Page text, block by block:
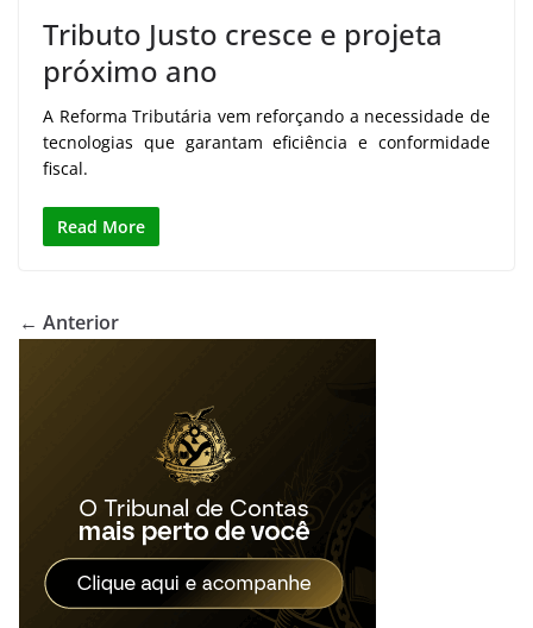
Tributo Justo cresce e projeta
próximo ano
A Reforma Tributária vem reforçando a necessidade de
tecnologias que garantam eficiência e conformidade
fiscal.
Read More
← Anterior